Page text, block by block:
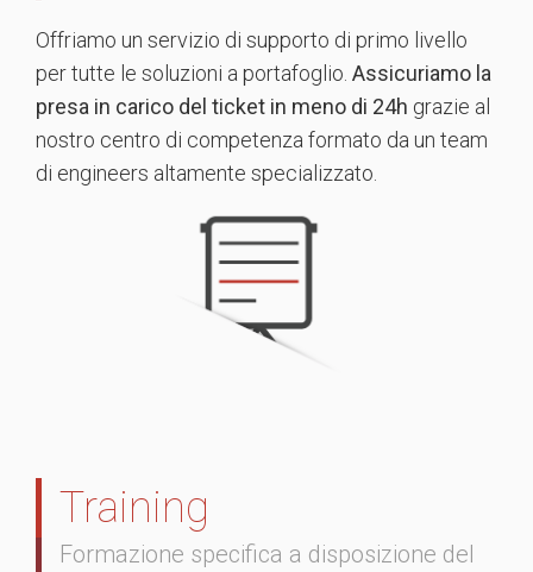
Offriamo un servizio di supporto di primo livello
per tutte le soluzioni a portafoglio. Assicuriamo la
presa in carico del ticket in meno di 24h grazie al
nostro centro di competenza formato da un team
di engineers altamente specializzato.
Training
Formazione specifica a disposizione del